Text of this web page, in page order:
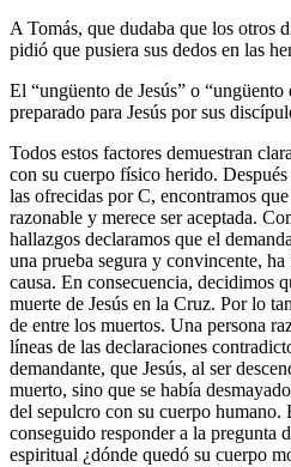
A Tomás, que dudaba que los otros
pidió que pusiera sus dedos en las
El “ungüento de Jesús” o
preparado para Jesús por sus
Todos estos factores demuestran
con su cuerpo físico herido.
las ofrecidas por C, encontramos
razonable y merece ser aceptada.
hallazgos declaramos que el
una prueba segura y convincente, ha
causa. En consecuencia, decidimos
muerte de Jesús en la Cruz. Por lo
de entre los muertos. Una persona
líneas de las declaraciones
demandante, que Jesús, al ser
muerto, sino que se había
del sepulcro con su cuerpo humano.
conseguido responder a la pregunta
espiritual ¿dónde quedó su cuerpo